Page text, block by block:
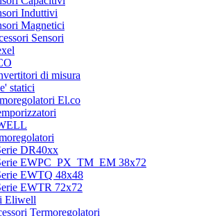
Induttivi
Magnetici
Sensori
di misura
statici
El.co
DR40xx
EWPC_PX_TM_EM 38x72
EWTQ 48x48
EWTR 72x72
Eliwell
Termoregolatori